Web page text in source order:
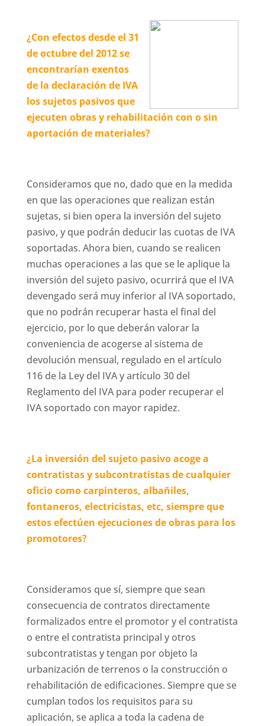
¿Con efectos desde el 31
de octubre del 2012 se
encontrarían exentos
de la declaración de IVA
los sujetos pasivos que
ejecuten obras y rehabilitación con o sin
aportación de materiales?
Consideramos que no, dado que en la medida
en que las operaciones que realizan están
sujetas, si bien opera la inversión del sujeto
pasivo, y que podrán deducir las cuotas de IVA
soportadas. Ahora bien, cuando se realicen
muchas operaciones a las que se le aplique la
inversión del sujeto pasivo, ocurrirá que el IVA
devengado será muy inferior al IVA soportado,
que no podrán recuperar hasta el final del
ejercicio, por lo que deberán valorar la
conveniencia de acogerse al sistema de
devolución mensual, regulado en el artículo
116 de la Ley del IVA y artículo 30 del
Reglamento del IVA para poder recuperar el
IVA soportado con mayor rapidez.
¿La inversión del sujeto pasivo acoge a
contratistas y subcontratistas de cualquier
oficio como carpinteros, albañiles,
fontaneros, electricistas, etc, siempre que
estos efectúen ejecuciones de obras para los
promotores?
Consideramos que sí, siempre que sean
consecuencia de contratos directamente
formalizados entre el promotor y el contratista
o entre el contratista principal y otros
subcontratistas y tengan por objeto la
urbanización de terrenos o la construcción o
rehabilitación de edificaciones. Siempre que se
cumplan todos los requisitos para su
aplicación, se aplica a toda la cadena de